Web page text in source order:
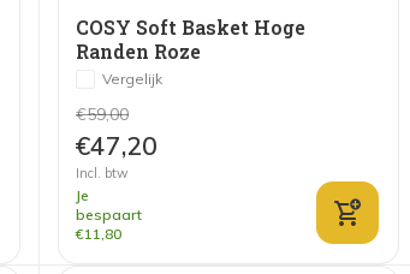
COSY Soft Basket Hoge
Randen Roze
Vergelijk
€59,00
€47,20
Incl. btw
Je
bespaart
€11,80